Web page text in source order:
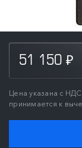
51 150 ₽
Цена указана с
принимается к